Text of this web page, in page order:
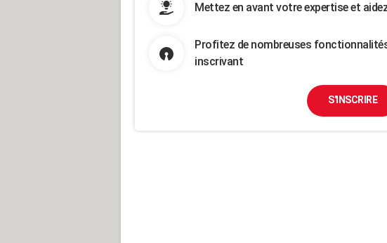
Mettez en avant votre expertise et
Profitez de nombreuses
inscrivant
S'INSCRIRE